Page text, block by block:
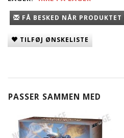
FÅ BESKED NÅR
TILFØJ ØNSKELISTE
PASSER SAMMEN MED